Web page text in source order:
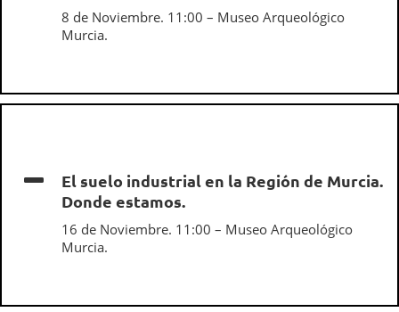
8 de Noviembre. 11:00 – Museo Arqueológico
Murcia.
El suelo industrial en la Región de Murcia.
Donde estamos.
16 de Noviembre. 11:00 – Museo Arqueológico
Murcia.